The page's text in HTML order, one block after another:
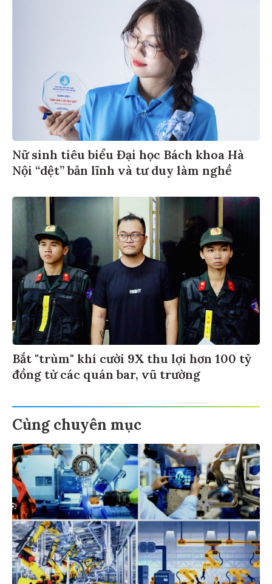
Nữ sinh tiêu biểu Đại học Bách khoa Hà
Nội “dệt” bản lĩnh và tư duy làm nghề
Bắt "trùm" khí cười 9X thu lợi hơn 100 tỷ
đồng từ các quán bar, vũ trường
Cùng chuyên mục